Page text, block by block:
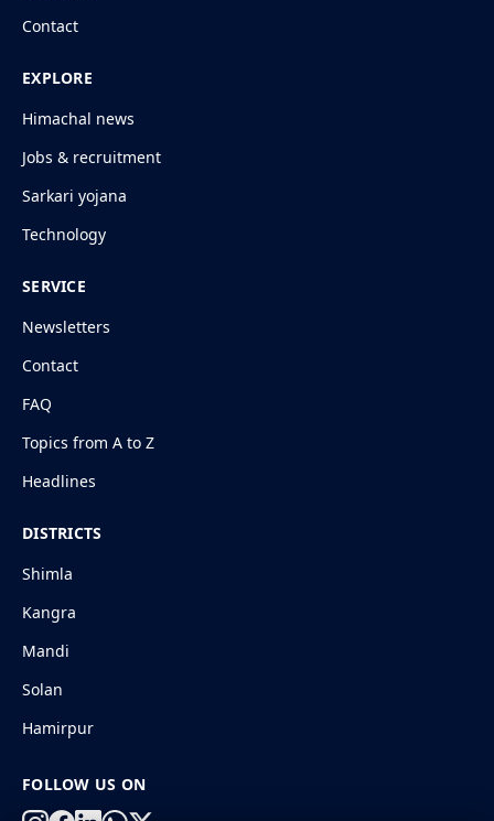
Contact
EXPLORE
Himachal news
Jobs & recruitment
Sarkari yojana
Technology
SERVICE
Newsletters
Contact
FAQ
Topics from A to Z
Headlines
DISTRICTS
Shimla
Kangra
Mandi
Solan
Hamirpur
FOLLOW US ON